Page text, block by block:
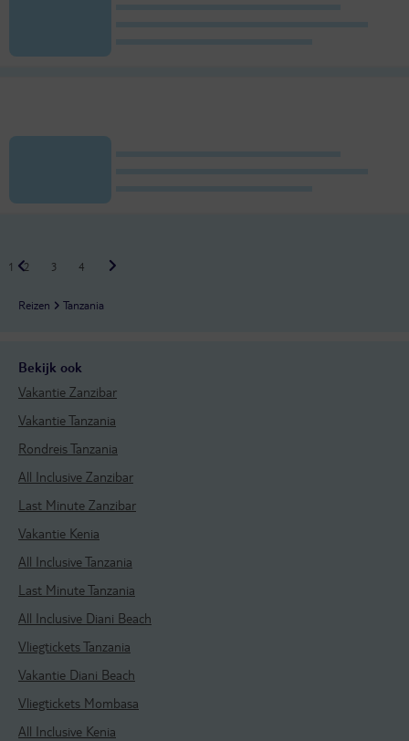
1 2 3 4
Reizen Tanzania
Bekijk ook
Vakantie Zanzibar
Vakantie Tanzania
Rondreis Tanzania
All Inclusive Zanzibar
Last Minute Zanzibar
Vakantie Kenia
All Inclusive Tanzania
Last Minute Tanzania
All Inclusive Diani Beach
Vliegtickets Tanzania
Vakantie Diani Beach
Vliegtickets Mombasa
All Inclusive Kenia